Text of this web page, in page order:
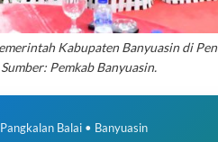
Kabupaten Banyuasin di
Pemkab Banyuasin.
Balai • Banyuasin